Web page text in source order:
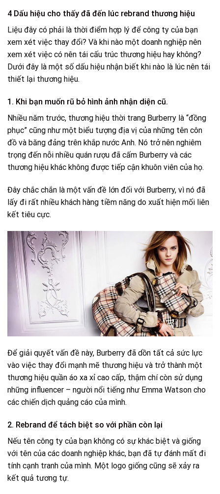
4 Dấu hiệu cho thấy đã đến lúc rebrand thương hiệu
Liệu đây có phải là thời điểm hợp lý để công ty của bạn
xem xét việc thay đổi? Và khi nào một doanh nghiệp nên
xem xét việc có nên tái cấu trúc thương hiệu hay không?
Dưới đây là một số dấu hiệu nhận biết khi nào là lúc nên tái
thiết lại thương hiệu.
1. Khi bạn muốn rũ bỏ hình ảnh nhận diện cũ.
Nhiều năm trước, thương hiệu thời trang Burberry là “đồng
phục” cũng như một biểu tượng địa vị của những tên côn
đồ và băng đảng trên khắp nước Anh. Nó trở nên nghiêm
trọng đến nỗi nhiều quán rượu đã cấm Burberry và các
thương hiệu khác không được tiếp cận khuôn viên của họ.
Đây chắc chắn là một vấn đề lớn đối với Burberry, vì nó đã
lấy đi rất nhiều khách hàng tiềm năng do xuất hiện mối liên
kết tiêu cực.
Để giải quyết vấn đề này, Burberry đã dồn tất cả sức lực
vào việc thay đổi mạnh mẽ thương hiệu và trở thành một
thương hiệu quần áo xa xỉ cao cấp, thậm chí còn sử dụng
những influencer – người nổi tiếng như Emma Watson cho
các chiến dịch quảng cáo của mình.
2. Rebrand để tách biệt so với phần còn lại
Nếu tên công ty của bạn không có sự khác biệt và giống
với tên của các doanh nghiệp khác, bạn đã tự đánh mất đi
tính cạnh tranh của mình. Một logo giống cũng sẽ xảy ra
kết quả tương tự.